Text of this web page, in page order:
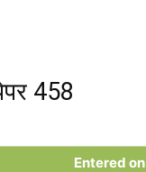
458
Entered on